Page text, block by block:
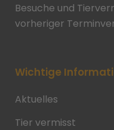
Besuche und
vorheriger
Wichtige
Aktuelles
Tier vermisst